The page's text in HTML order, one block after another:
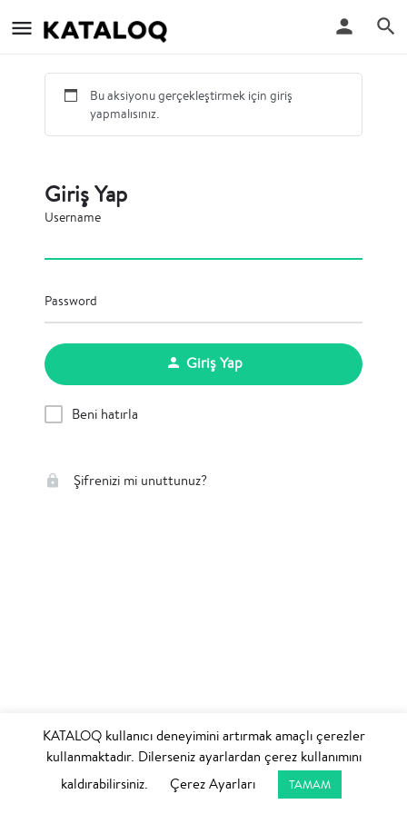
Bu aksiyonu gerçekleştirmek için giriş
yapmalısınız.
Giriş Yap
Username
Password
Giriş Yap
Beni hatırla
Şifrenizi mi unuttunuz?
KATALOQ kullanıcı deneyimini artırmak amaçlı çerezler
kullanmaktadır. Dilerseniz ayarlardan çerez kullanımını
kaldırabilirsiniz.
Çerez Ayarları TAMAM